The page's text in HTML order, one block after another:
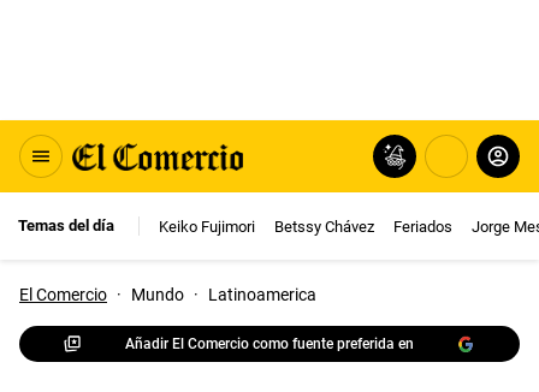
Temas del día Keiko Fujimori Betssy Chávez Feriados Jorge
El Comercio · Mundo · Latinoamerica
Añadir El Comercio como fuente preferida en